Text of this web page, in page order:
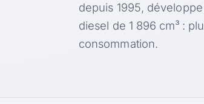
depuis 1995,
diesel de 1 896 cm³ :
consommation.